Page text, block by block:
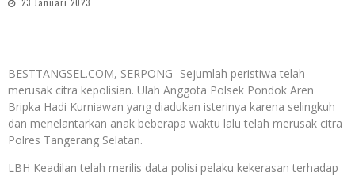
BESTTANGSEL.COM, SERPONG- Sejumlah peristiwa telah
merusak citra kepolisian. Ulah Anggota Polsek Pondok Aren
Bripka Hadi Kurniawan yang diadukan isterinya karena selingkuh
dan menelantarkan anak beberapa waktu lalu telah merusak citra
Polres Tangerang Selatan.
LBH Keadilan telah merilis data polisi pelaku kekerasan terhadap